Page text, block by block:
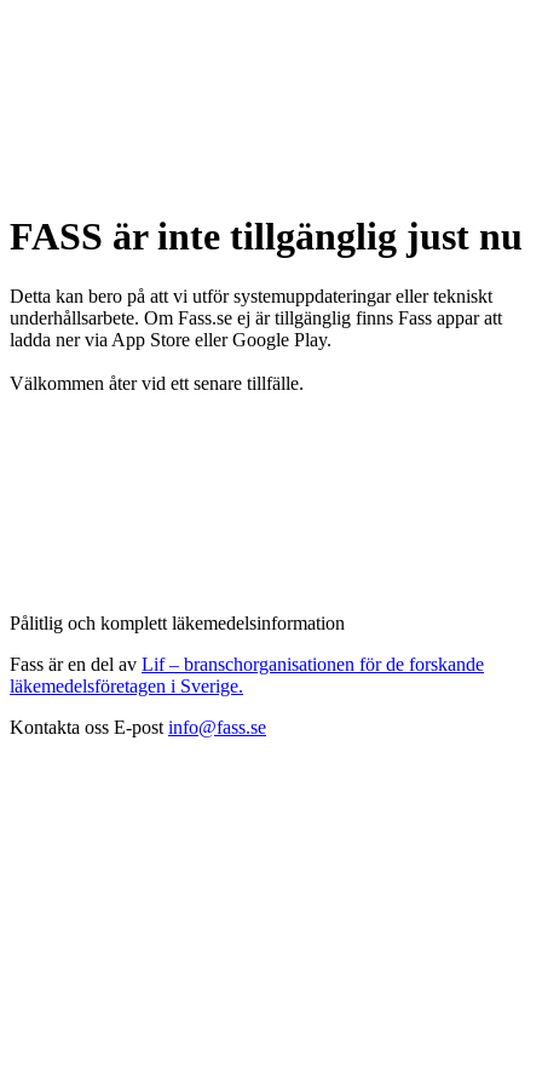
FASS är inte tillgänglig just nu
Detta kan bero på att vi utför systemuppdateringar eller tekniskt
underhållsarbete. Om Fass.se ej är tillgänglig finns Fass appar att
ladda ner via App Store eller Google Play.
Välkommen åter vid ett senare tillfälle.
Pålitlig och komplett läkemedelsinformation
Fass är en del av Lif – branschorganisationen för de forskande
läkemedelsföretagen i Sverige.
Kontakta oss E-post info@fass.se